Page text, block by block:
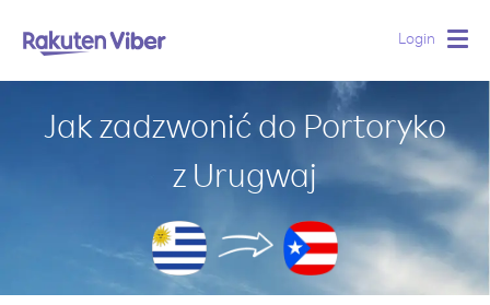
Login
Jak zadzwonić do Portoryko
z Urugwaj